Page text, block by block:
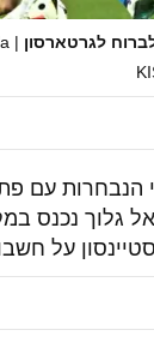
לגרטארסון |
הנבחרות עם
גלוך נכנס
על